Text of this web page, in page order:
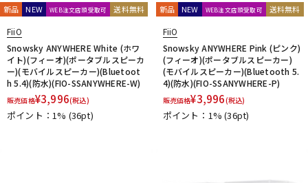
G_2Systems GATOR
GATOR Frameworks
Groove Tubes
HEADREC
HEDD
HEiL SOUND HERCULES
Heritage Audio
HUMPBACK ENGINEERING
IGS Audio
IK Multimedia
Ikebe Original
infist Design ISO ACOUSTICS
ISOVOX
JBL
JohnBlue Audio JZ Microphones
KAKASHI Professional Stands
KAOTICA KENTON
新品 NEW WEB注文店頭受取可 送料無料
FiiO
Snowsky ANYWHERE White (ホワ
イト)(フィーオ)(ポータブルスピーカ
ー)(モバイルスピーカー)(Bluetoot
h 5.4)(防水)(FIO-SSANYWHERE-W)
販売価格¥3,996(税込)
ポイント：1% (36pt)
新品 NEW WEB注文店頭受取可 送料無料
FiiO
Snowsky ANYWHERE Pink (ピンク)
(フィーオ)(ポータブルスピーカー)
(モバイルスピーカー)(Bluetooth 5.
4)(防水)(FIO-SSANYWHERE-P)
販売価格¥3,996(税込)
ポイント：1%(36pt)